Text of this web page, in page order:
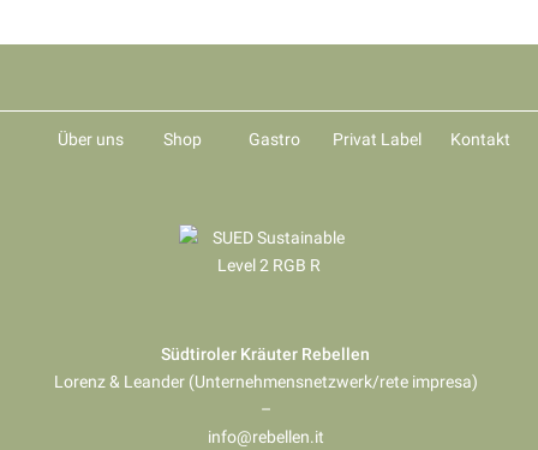
Über uns Shop Gastro Privat Label Kontakt
Südtiroler Kräuter Rebellen
Lorenz & Leander (Unternehmensnetzwerk/rete impresa)
–
info@rebellen.it